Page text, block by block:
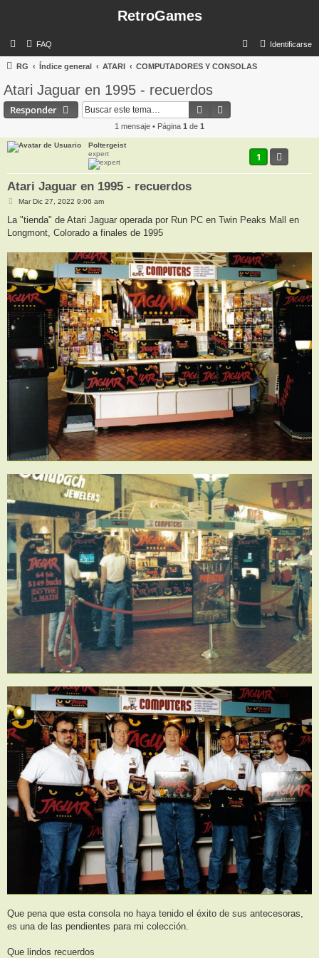
RetroGames
FAQ Identificarse
RG Índice general ATARI COMPUTADORES Y CONSOLAS
Atari Jaguar en 1995 - recuerdos
Responder Buscar
1 mensaje • Página 1 de 1
Poltergeist
expert
Atari Jaguar en 1995 - recuerdos
1
M
n
a
e
Mar Dic 27, 2022 9:06 am
La "tienda" de Atari Jaguar operada por Run PC en Twin Peaks Mall en
Longmont, Colorado a finales de 1995
Que pena que esta consola no haya tenido el éxito de sus antecesoras,
es una de las pendientes para mi colección.
Que lindos recuerdos